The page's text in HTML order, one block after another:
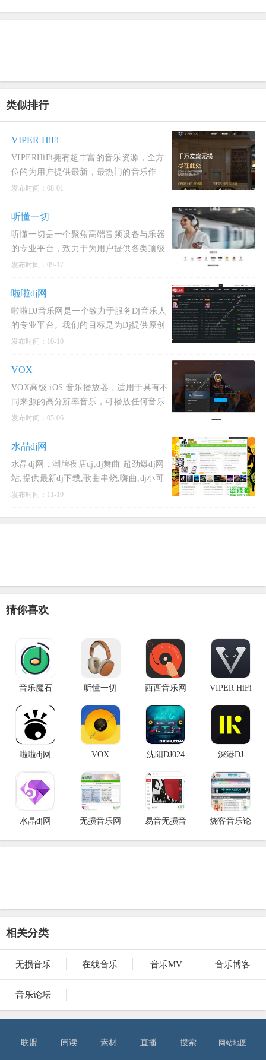
类似排行
VIPER HiFi
VIPERHiFi拥有超丰富的音乐资源，全方
位的为用户提供最新，最热门的音乐作
品，拥有极致无音损的播放系统
发布时间：08-01
听懂一切
听懂一切是一个聚焦高端音频设备与乐器
的专业平台，致力于为用户提供各类顶级
音频产品的最新试听信息与详细介绍，涵
发布时间：09-17
啦啦dj网
啦啦DJ音乐网是一个致力于服务Dj音乐人
的专业平台。我们的目标是为Dj提供原创
Dj作品和混音作品，并帮助他们完成从创
发布时间：10-10
VOX
VOX高级 iOS 音乐播放器，适用于具有不
同来源的高分辨率音乐，可播放任何音乐
文件，具有终极音质。
发布时间：05-06
水晶dj网
水晶dj网，潮牌夜店dj,dj舞曲 超劲爆dj网
站,提供最新dj下载,歌曲串烧,嗨曲,dj小可
电音舞曲,慢摇dj,mc喊麦dj网站,夜店歌曲,
发布时间：11-19
猜你喜欢
音乐魔石 听懂一切 西西音乐网 VIPER HiFi
啦啦dj网 VOX 沈阳DJ024 深港DJ
水晶dj网 无损音乐网 易音无损音 烧客音乐论
相关分类
无损音乐 在线音乐 音乐MV 音乐博客
音乐论坛
联盟 阅读 素材 直播 搜索 网站地图